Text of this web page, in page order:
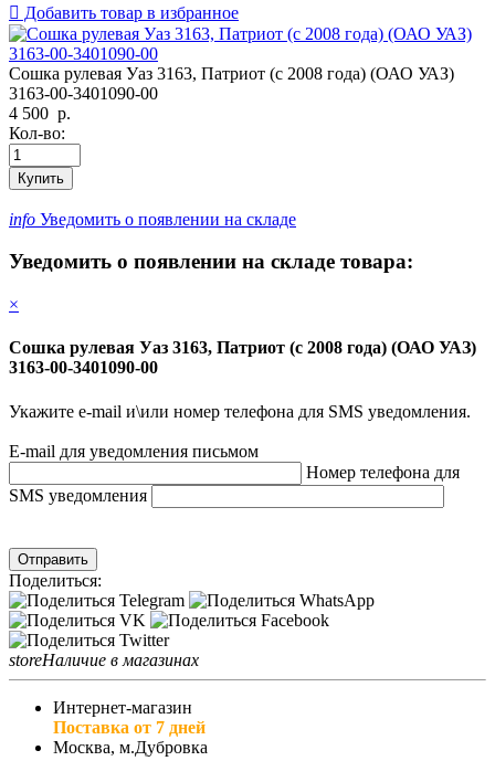
 Добавить товар в избранное
Сошка рулевая Уаз 3163, Патриот (с 2008 года) (ОАО УАЗ)
3163-00-3401090-00
4 500 р.
Кол-во:
Купить
info Уведомить о появлении на складе
Уведомить о появлении на складе товара:
×
Сошка рулевая Уаз 3163, Патриот (с 2008 года) (ОАО УАЗ)
3163-00-3401090-00
Укажите e-mail и\или номер телефона для SMS уведомления.
E-mail для уведомления письмом
Номер телефона для
SMS уведомления
Отправить
Поделиться:
storeНаличие в магазинах
Интернет-магазин
Поставка от 7 дней
Москва, м.Дубровка